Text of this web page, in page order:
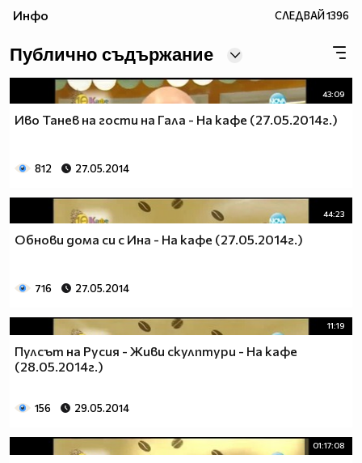
може да гледате и в
Инфо СЛЕДВАЙ1396
Публично съдържание
43:09
Иво Танев на гости на Гала - На кафе (27.05.2014г.)
812 27.05.2014
44:23
Обнови дома си с Ина - На кафе (27.05.2014г.)
716 27.05.2014
11:19
Пулсът на Русия - Живи скулптури - На кафе
(28.05.2014г.)
156 29.05.2014
01:17:08